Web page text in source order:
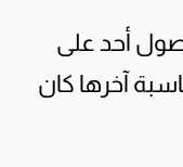
أحد على
وهو أمر حدث في 19 مناسبة آخرها كان